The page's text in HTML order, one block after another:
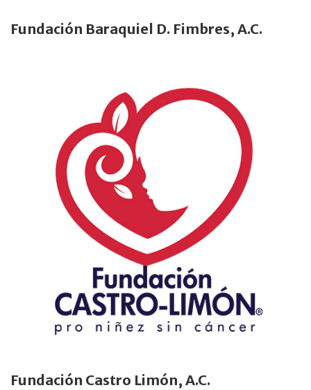
Fundación Baraquiel D. Fimbres, A.C.
Fundación Castro Limón, A.C.